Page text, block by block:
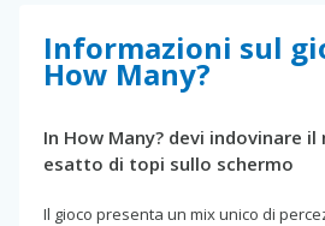
Informazioni sul
How Many?
In How Many? devi indovinare il
esatto di topi sullo schermo
Il gioco presenta un mix unico di